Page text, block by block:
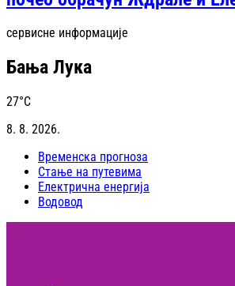
сервисне информације
Бања Лука
27°C
8. 8. 2026.
Временска прогноза
Стање на путевима
Електрична енергија
Водовод